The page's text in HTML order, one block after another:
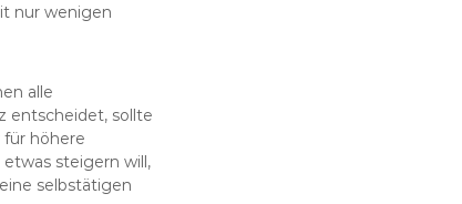
nur wenigen
alle
entscheidet, sollte
höhere
steigern will,
selbstätigen